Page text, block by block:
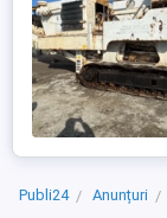
Publi24 Anunțuri